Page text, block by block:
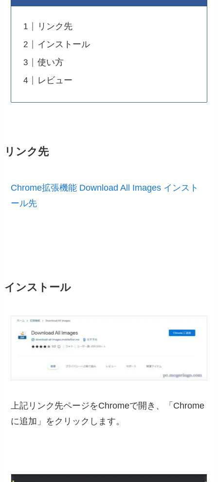
リンク先
インストール
使い方
レビュー
リンク先
Chrome拡張機能 Download All Images インスト
ール先
インストール
上記リンク先ページをChromeで開き、「Chrome
に追加」をクリックします。